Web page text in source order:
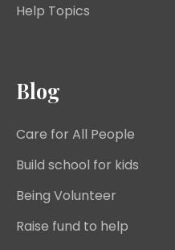
Help Topics
Blog
Care for All People
Build school for kids
Being Volunteer
Raise fund to help